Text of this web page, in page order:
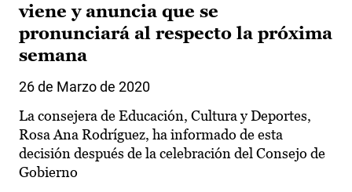
viene y anuncia que se
pronunciará al respecto la próxima
semana
26 de Marzo de 2020
La consejera de Educación, Cultura y Deportes,
Rosa Ana Rodríguez, ha informado de esta
decisión después de la celebración del Consejo de
Gobierno